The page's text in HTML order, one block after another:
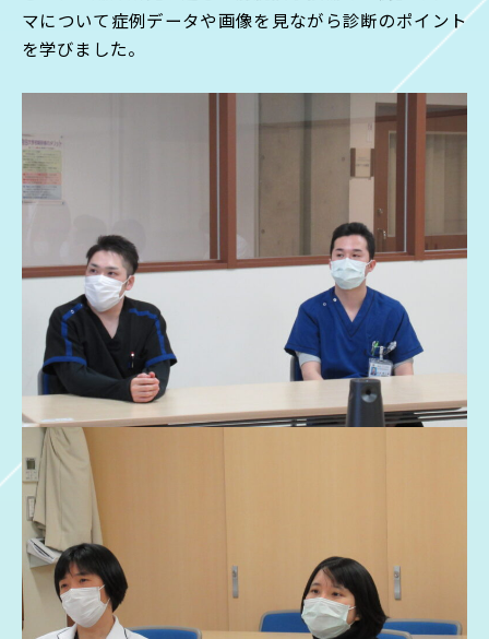
マについて症例データや画像を見ながら診断のポイント
を学びました。